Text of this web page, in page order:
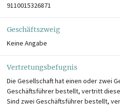
9110015326871
Geschäftszweig
Keine Angabe
Vertretungsbefugnis
Die Gesellschaft hat einen oder zwei
Geschäftsführer bestellt, vertritt
Sind zwei Geschäftsführer bestellt,